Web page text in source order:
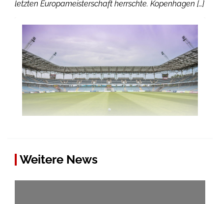
letzten Europameisterschaft herrschte. Kopenhagen […]
Weitere News